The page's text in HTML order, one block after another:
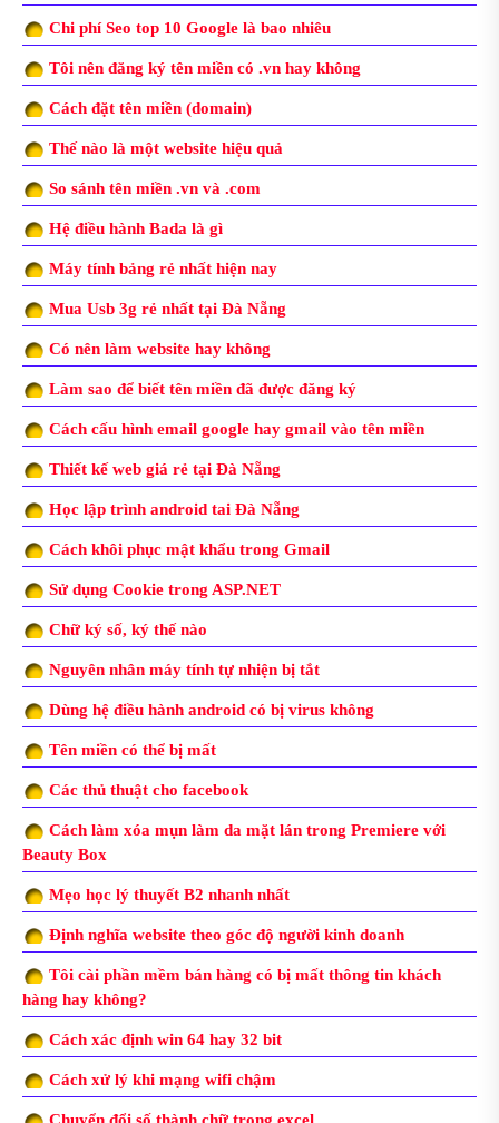
Chi phí Seo top 10 Google là bao nhiêu
Tôi nên đăng ký tên miền có .vn hay không
Cách đặt tên miền (domain)
Thế nào là một website hiệu quả
So sánh tên miền .vn và .com
Hệ điều hành Bada là gì
Máy tính bảng rẻ nhất hiện nay
Mua Usb 3g rẻ nhất tại Đà Nẵng
Có nên làm website hay không
Làm sao để biết tên miền đã được đăng ký
Cách cấu hình email google hay gmail vào tên miền
Thiết kế web giá rẻ tại Đà Nẵng
Học lập trình android tai Đà Nẵng
Cách khôi phục mật khẩu trong Gmail
Sử dụng Cookie trong ASP.NET
Chữ ký số, ký thế nào
Nguyên nhân máy tính tự nhiện bị tắt
Dùng hệ điều hành android có bị virus không
Tên miền có thể bị mất
Các thủ thuật cho facebook
Cách làm xóa mụn làm da mặt lán trong Premiere với
Beauty Box
Mẹo học lý thuyết B2 nhanh nhất
Định nghĩa website theo góc độ người kinh doanh
Tôi cài phần mềm bán hàng có bị mất thông tin khách
hàng hay không?
Cách xác định win 64 hay 32 bit
Cách xử lý khi mạng wifi chậm
Chuyển đổi số thành chữ trong excel